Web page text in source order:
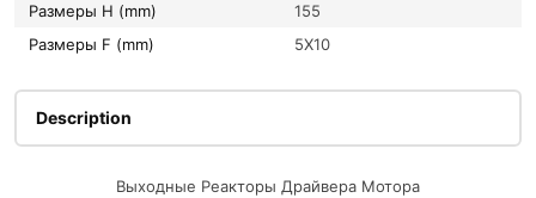
Размеры H (mm)
155
Размеры F (mm)
5X10
Description
Выходные Реакторы Драйвера Мотора